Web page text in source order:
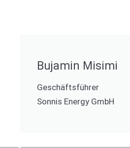
Bujamin Misimi
Geschäftsführer
Sonnis Energy GmbH